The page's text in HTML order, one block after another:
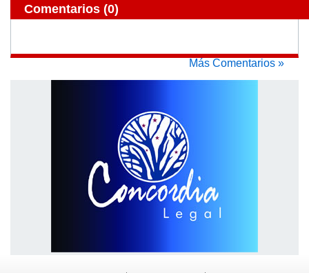
Comentarios (0)
Más Comentarios »